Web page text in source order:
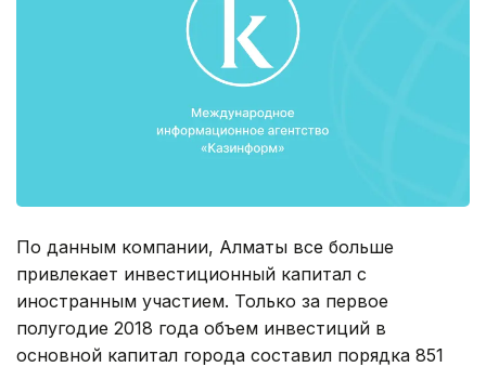
По данным компании, Алматы все больше
привлекает инвестиционный капитал с
иностранным участием. Только за первое
полугодие 2018 года объем инвестиций в
основной капитал города составил порядка 851